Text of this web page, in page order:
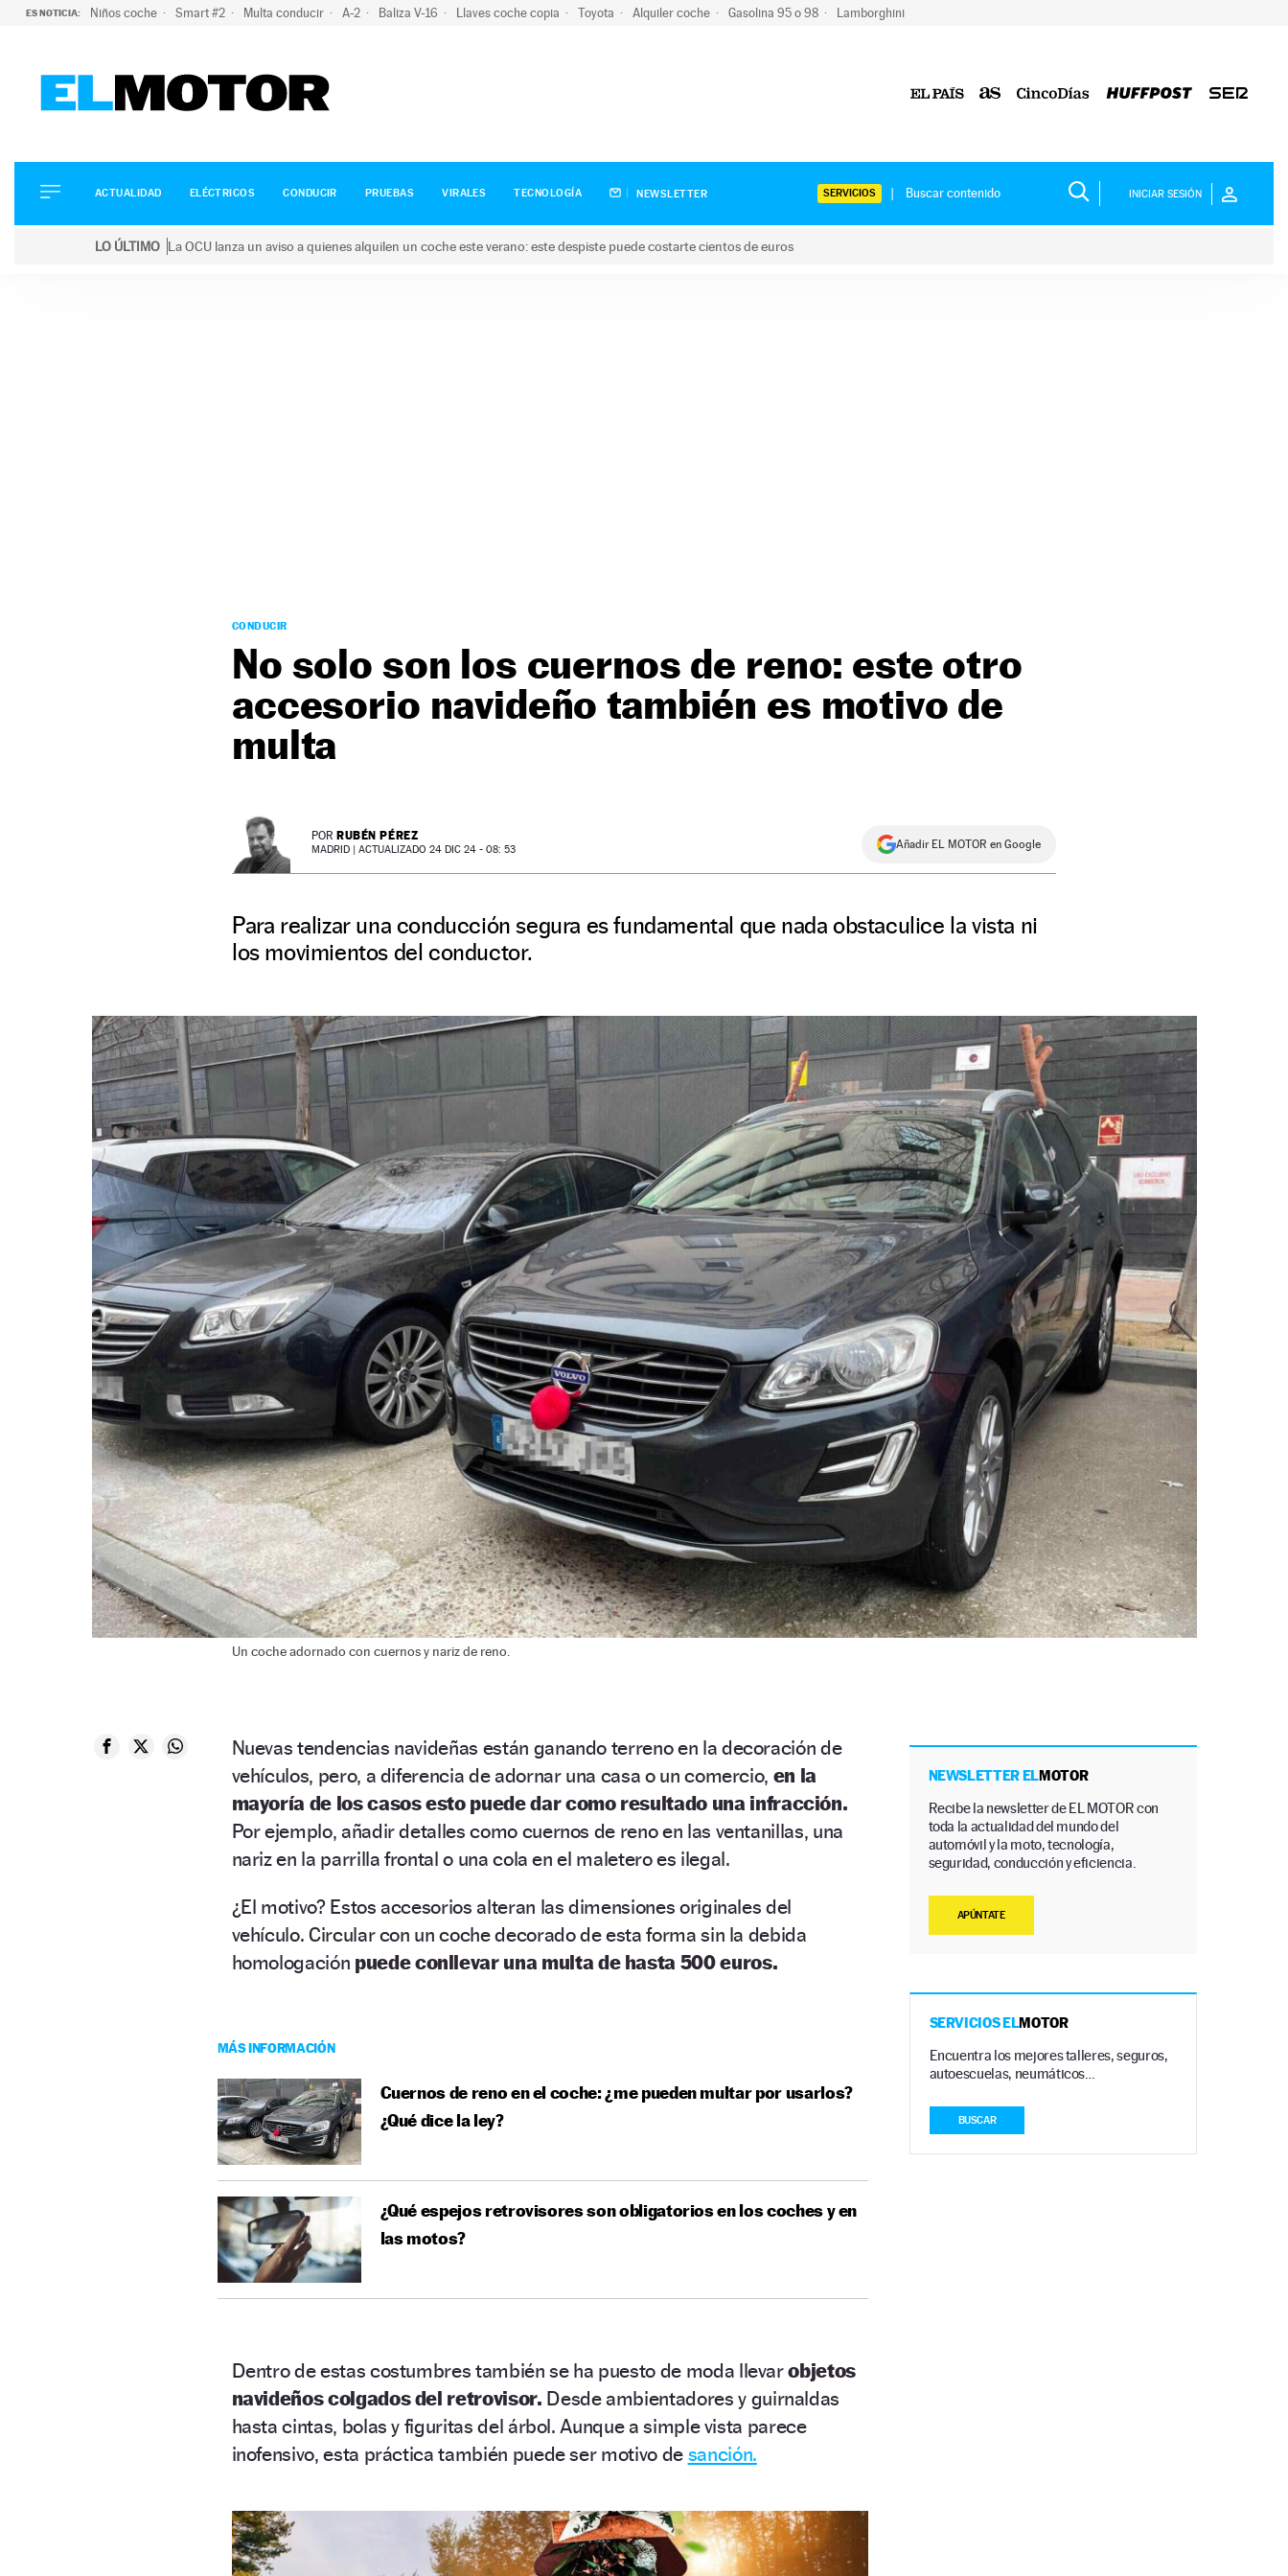
ES NOTICIA: Niños coche Smart #2 Multa conducir A-2 Baliza V-16 Llaves coche copia Toyota Alquiler coche Gasolina 95 o 98 Lamborghini
ELÉCTRICOS
CONDUCIR
ACTUALIDAD ELÉCTRICOS CONDUCIR PRUEBAS VIRALES TECNOLOGÍA NEWSLETTER SERVICIOS INICIAR SESIÓN
LO ÚLTIMO La OCU lanza un aviso a quienes alquilen un coche este verano: este despiste puede costarte cientos de euros
CONDUCIR
No solo son los cuernos de reno: este otro
accesorio navideño también es motivo de
multa
POR RUBÉN PÉREZ
MADRID | ACTUALIZADO 24 DIC 24 - 08: 53 Añadir EL MOTOR en Google
Para realizar una conducción segura es fundamental que nada obstaculice la vista ni
los movimientos del conductor.
Un coche adornado con cuernos y nariz de reno.
Nuevas tendencias navideñas están ganando terreno en la decoración de
vehículos, pero, a diferencia de adornar una casa o un comercio, en la
mayoría de los casos esto puede dar como resultado una infracción.
Por ejemplo, añadir detalles como cuernos de reno en las ventanillas, una
nariz en la parrilla frontal o una cola en el maletero es ilegal.
¿El motivo? Estos accesorios alteran las dimensiones originales del
vehículo. Circular con un coche decorado de esta forma sin la debida
homologación puede conllevar una multa de hasta 500 euros.
MÁS INFORMACIÓN
Cuernos de reno en el coche: ¿me pueden multar por usarlos?
¿Qué dice la ley?
¿Qué espejos retrovisores son obligatorios en los coches y en
las motos?
Dentro de estas costumbres también se ha puesto de moda llevarobjetos
navideños colgados del retrovisor. Desde ambientadores y guirnaldas
hasta cintas, bolas y figuritas del árbol. Aunque a simple vista parece
inofensivo, esta práctica también puede ser motivo de sanción.
NEWSLETTER ELMOTOR
Recibe la newsletter de EL MOTOR con
toda la actualidad del mundo del
automóvil y la moto, tecnología,
seguridad, conducción y eficiencia.
APÚNTATE
SERVICIOS ELMOTOR
Encuentra los mejores talleres, seguros,
autoescuelas, neumáticos…
BUSCAR